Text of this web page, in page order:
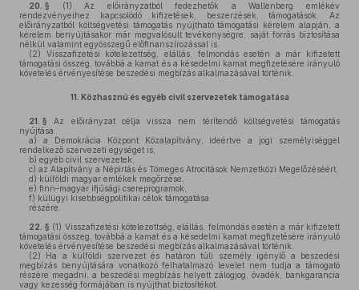
20. § (1) Az előirányzatból fedezhetők a Wallenberg emlékév
rendezvényeihez kapcsolódó kifizetések, beszerzések, támogatások. Az
előirányzatból költségvetési támogatás nyújtható támogatási kérelem alapján, a
kérelem benyújtásakor már megvalósult tevékenységre, saját forrás biztosítása
nélkül valamint egyösszegű előfinanszírozással is.
(2) Visszafizetési kötelezettség, elállás, felmondás esetén a már kifizetett
támogatási összeg, továbbá a kamat és a késedelmi kamat megfizetésére irányuló
követelés érvényesítése beszedési megbízás alkalmazásával történik.
11. Közhasznú és egyéb civil szervezetek támogatása
21. § Az előirányzat célja vissza nem térítendő költségvetési támogatás
nyújtása:
a) a Demokrácia Központ Közalapítvány, ideértve a jogi személyiséggel
rendelkező szervezeti egységet is,
b) egyéb civil szervezetek,
c) az Alapítvány a Népirtás és Tömeges Atrocitások Nemzetközi Megelőzéséért,
d) külföldi magyar emlékek megőrzése,
e) finn–magyar ifjúsági csereprogramok,
f) külügyi kisebbségpolitikai célok támogatása
részére.
22. § (1) Visszafizetési kötelezettség, elállás, felmondás esetén a már kifizetett
támogatási összeg, továbbá a kamat és a késedelmi kamat megfizetésére irányuló
követelés érvényesítése beszedési megbízás alkalmazásával történik.
(2) Ha a külföldi szervezet és határon túli személy igénylő a beszedési
megbízás benyújtására vonatkozó felhatalmazó levelet nem tudja a támogató
részére megadni, a beszedési megbízás helyett zálogjog, óvadék, bankgarancia
vagy kezesség formájában is nyújthat biztosítékot.